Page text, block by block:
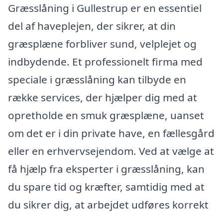
Græsslåning i Gullestrup er en essentiel
del af haveplejen, der sikrer, at din
græsplæne forbliver sund, velplejet og
indbydende. Et professionelt firma med
speciale i græsslåning kan tilbyde en
række services, der hjælper dig med at
opretholde en smuk græsplæne, uanset
om det er i din private have, en fællesgård
eller en erhvervsejendom. Ved at vælge at
få hjælp fra eksperter i græsslåning, kan
du spare tid og kræfter, samtidig med at
du sikrer dig, at arbejdet udføres korrekt